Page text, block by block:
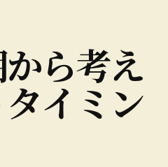
から考え
タイ ミ ン